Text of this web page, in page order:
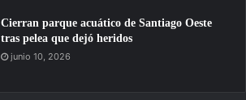
Cierran parque acuático de Santiago Oeste
tras pelea que dejó heridos
junio 10, 2026